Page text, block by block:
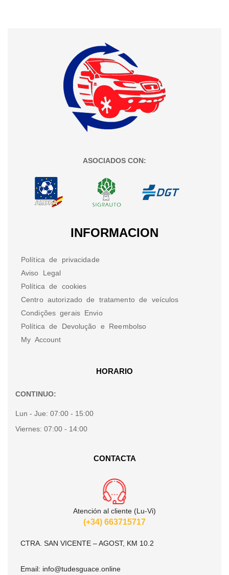
ASOCIADOS CON:
INFORMACION
Política de privacidade
Aviso Legal
Política de cookies
Centro autorizado de tratamento de veículos
Condições gerais Envio
Política de Devolução e Reembolso
My Account
HORARIO
CONTINUO:
Lun - Jue: 07:00 - 15:00
Viernes: 07:00 - 14:00
CONTACTA
Atención al cliente (Lu-Vi)
(+34) 663715717
CTRA. SAN VICENTE – AGOST, KM 10.2
Email: info@tudesguace.online